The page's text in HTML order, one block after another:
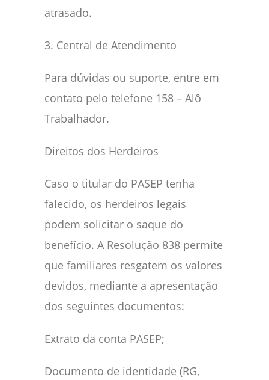
atrasado.
3. Central de Atendimento
Para dúvidas ou suporte, entre em
contato pelo telefone 158 – Alô
Trabalhador.
Direitos dos Herdeiros
Caso o titular do PASEP tenha
falecido, os herdeiros legais
podem solicitar o saque do
benefício. A Resolução 838 permite
que familiares resgatem os valores
devidos, mediante a apresentação
dos seguintes documentos:
Extrato da conta PASEP;
Documento de identidade (RG,